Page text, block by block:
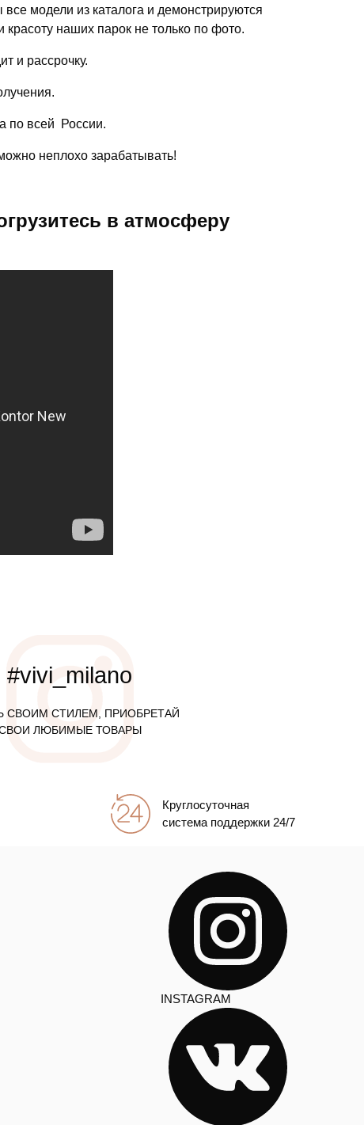
модели из каталога и демонстрируются
красоту наших парок не только по фото.
и рассрочку.
по всей России.
неплохо зарабатывать!
в атмосферу
#vivi_milano
СВОИМ СТИЛЕМ, ПРИОБРЕТАЙ
ЛЮБИМЫЕ ТОВАРЫ
Круглосуточная
система поддержки 24/7
INSTAGRAM